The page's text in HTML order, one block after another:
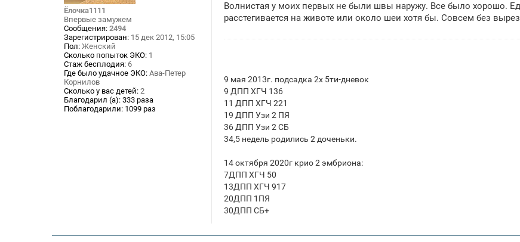
Ёлочка1111
Впервые замужем
Сообщения: 2494
Зарегистрирован: 15 дек 2012, 15:05
Пол: Женский
Сколько попыток ЭКО: 1
Стаж бесплодия: 6
Где было удачное ЭКО: Ава-Петер
Корнилов
Сколько у вас детей: 2
Благодарил (а): 333 раза
Поблагодарили: 1099 раз
б
щ
Волнистая у моих первых не были швы наружу. Все было хорошо.
расстегивается на животе или около шеи хотя бы. Совсем без
9 мая 2013г. подсадка 2х 5ти-дневок
9 ДПП ХГЧ 136
11 ДПП ХГЧ 221
19 ДПП Узи 2 ПЯ
36 ДПП Узи 2 СБ
34,5 недель родились 2 доченьки.
14 октября 2020г крио 2 эмбриона:
7ДПП ХГЧ 50
13ДПП ХГЧ 917
20ДПП 1ПЯ
30ДПП СБ+